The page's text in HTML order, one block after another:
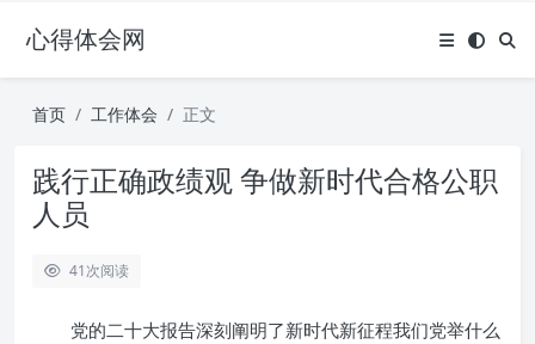
心得体会网
首页 工作体会 正文
践行正确政绩观 争做新时代合格公职
人员
41次阅读
党的二十大报告深刻阐明了新时代新征程我们党举什么